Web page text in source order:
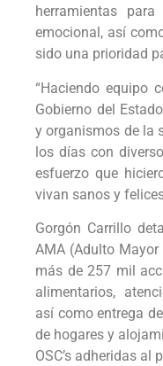
herramientas
emocional, así
sido una prioridad
“Haciendo equipo
Gobierno del
y organismos de la
los días con
esfuerzo que
vivan sanos y
Gorgón Carrillo
AMA (Adulto
más de 257 mil
alimentarios,
así como entrega
de hogares y
OSC’s adheridas al